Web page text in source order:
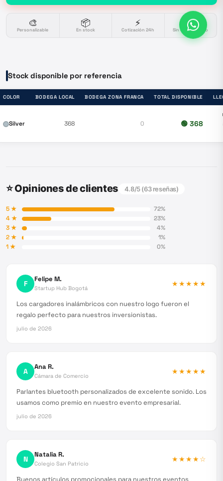
🎨
Personalizable
📦
En stock
⚡
Cotización 24h
🔒
Sin compromiso
Stock disponible por referencia
COLOR BODEGA LOCAL BODEGA ZONA FRANCA TOTAL DISPONIBLE
Silver 368 0 🟢 368
⭐ Opiniones de clientes 4.8/5 (63reseñas)
5★ 72%
4★ 23%
3★ 4%
2★ 1%
1★ 0%
F Felipe M.
Startup Hub Bogotá
★★★★★
Los cargadores inalámbricos con nuestro logo fueron el
regalo perfecto para nuestros inversionistas.
julio de 2026
A Ana R.
Cámara de Comercio
★★★★★
Parlantes bluetooth personalizados de excelente sonido. Los
usamos como premio en nuestro evento empresarial.
julio de 2026
N Natalia R.
Colegio San Patricio
★★★★☆
Buenos artículos promocionales para nuestros eventos